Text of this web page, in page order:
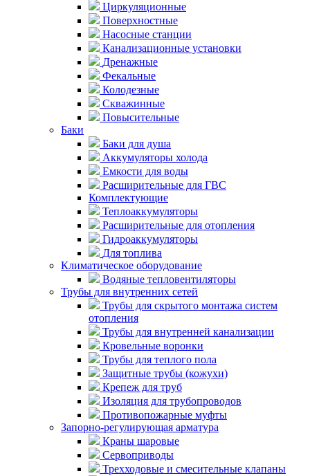
Циркуляционные
Поверхностные
Насосные станции
Канализационные установки
Дренажные
Фекальные
Колодезные
Скважинные
Повысительные
Баки
Баки для душа
Аккумуляторы холода
Емкости для воды
Расширительные для ГВС
Комплектующие
Теплоаккумуляторы
Расширительные для отопления
Гидроаккумуляторы
Для топлива
Климатическое оборудование
Водяные тепловентиляторы
Трубы для внутренних сетей
Трубы для скрытого монтажа систем
отопления
Трубы для внутренней канализации
Кровельные воронки
Трубы для теплого пола
Защитные трубы (кожухи)
Крепеж для труб
Изоляция для трубопроводов
Противопожарные муфты
Запорно-регулирующая арматура
Краны шаровые
Сервоприводы
Трехходовые и смесительные клапаны